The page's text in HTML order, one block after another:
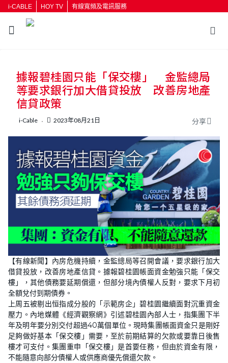
i-CABLE HOY TV 有線寬頻及電訊服務
按輸入鍵開始搜尋
據報碧桂園只能「保交樓」 金監總局
等要求銀行加大借貸投放 改善房地產
信貸政策
i-Cable 2023年08月21日 分享
【有線新聞】內房危機持續，金監總局等召開會議，要求銀行加大
借貸投放，改善房地產信貸。據報碧桂園帳面資金勉強只能「保交
樓」，其他債務要延期償還，但部分境內債權人反對，要求下月初
全額兌付到期債券。
上周五被剔出恒指成分股的「示範房企」碧桂園繼續面對沉重資金
壓力。內地媒體《經濟觀察網》引述碧桂園內部人士，指集團下半
年及明年要分別交付超過40萬個單位。現時集團帳面資金只是剛好
足夠做好基本「保交樓」需要，至於前期結算的欠款或要靠日後售
樓才可支付。集團重申「保交樓」是首要任務，但由於資金有限，
不能隨意向部分債權人或供應商優先償還欠款。